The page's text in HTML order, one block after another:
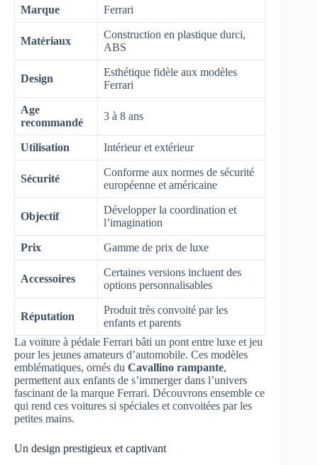
Marque Ferrari
Matériaux
Construction en plastique durci,
ABS
Design
Esthétique fidèle aux modèles
Ferrari
Age
recommandé
3 à 8 ans
Utilisation Intérieur et extérieur
Sécurité
Conforme aux normes de sécurité
européenne et américaine
Objectif
Développer la coordination et
l’imagination
Prix Gamme de prix de luxe
Accessoires
Certaines versions incluent des
options personnalisables
Réputation
Produit très convoité par les
enfants et parents
La voiture à pédale Ferrari bâti un pont entre luxe et jeu
pour les jeunes amateurs d’automobile. Ces modèles
emblématiques, ornés du Cavallino rampante,
permettent aux enfants de s’immerger dans l’univers
fascinant de la marque Ferrari. Découvrons ensemble ce
qui rend ces voitures si spéciales et convoitées par les
petites mains.
Un design prestigieux et captivant